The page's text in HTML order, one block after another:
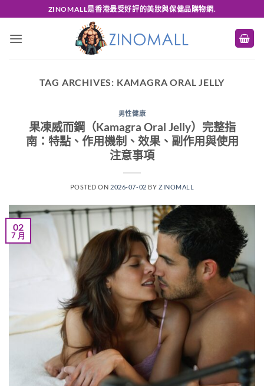
to
content
ZINOMALL是香港最受好評的美妝與保健品購物網.
TAG ARCHIVES: KAMAGRA ORAL JELLY
男性健康
果凍威而鋼（Kamagra Oral Jelly）完整指
南：特點、作用機制、效果、副作用與使用
注意事項
POSTED ON 2026-07-02 BY ZINOMALL
02
7 月